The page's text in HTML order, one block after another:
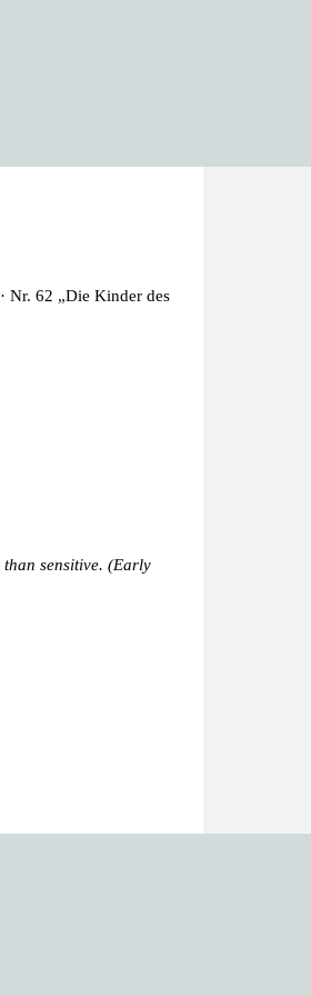
· Nr. 62 „Die Kinder des
sensitive. (Early